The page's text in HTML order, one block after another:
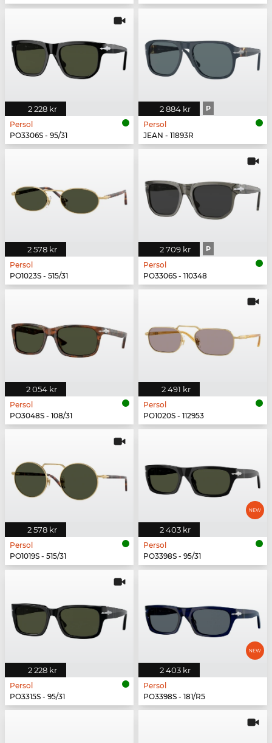
2 228 kr
Persol
PO3306S - 95/31
2 884 kr P
Persol
JEAN - 11893R
2 578 kr
Persol
PO1023S - 515/31
2 709 kr P
Persol
PO3306S - 110348
2 054 kr
Persol
PO3048S - 108/31
2 491 kr
Persol
PO1020S - 112953
2 578 kr
Persol
PO1019S - 515/31
2 403 kr
Persol
PO3398S - 95/31
2 228 kr
Persol
PO3315S - 95/31
2 403 kr
Persol
PO3398S - 181/R5